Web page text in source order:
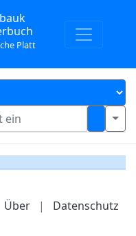
Platt
Über | Datenschutz